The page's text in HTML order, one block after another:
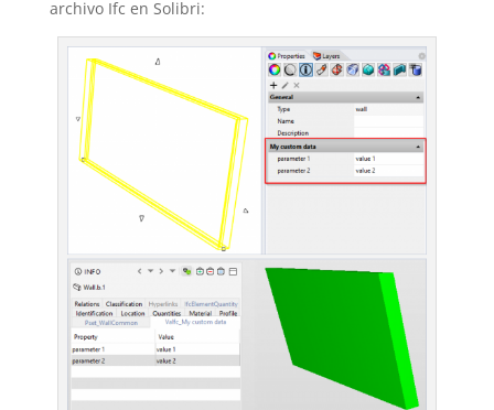
archivo Ifc en Solibri: